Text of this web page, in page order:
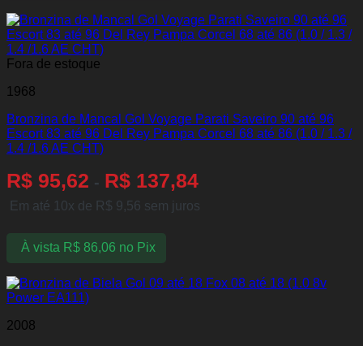
Fora de estoque
1968
Bronzina de Mancal Gol Voyage Parati Saveiro 90 até 96
Escort 83 até 96 Del Rey Pampa Corcel 68 até 86 (1.0 / 1.3 /
1.4 /1.6 AE CHT)
R$ 95,62 - R$ 137,84
Em até 10x de R$ 9,56 sem juros
À vista R$86,06 no Pix
2008